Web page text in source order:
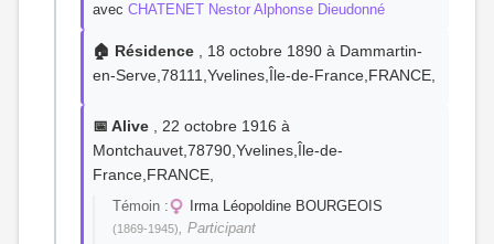
avec CHATENET Nestor Alphonse Dieudonné
🏠 Résidence , 18 octobre 1890 à Dammartin-
en-Serve,78111,Yvelines,Île-de-France,FRANCE,
📅 Alive , 22 octobre 1916 à
Montchauvet,78790,Yvelines,Île-de-
France,FRANCE,
Témoin : Irma Léopoldine BOURGEOIS
(1869-1945), Participant